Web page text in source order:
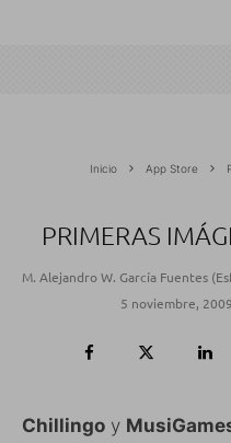
Inicio App Store
PRIMERAS
M. Alejandro W. García Fuentes
5 noviembre, 2009
Chillingo y